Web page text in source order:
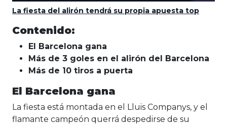
La fiesta del alirón tendrá su propia apuesta top
Contenido:
El Barcelona gana
Más de 3 goles en el alirón del Barcelona
Más de 10 tiros a puerta
El Barcelona gana
La fiesta está montada en el Lluis Companys, y el
flamante campeón querrá despedirse de su